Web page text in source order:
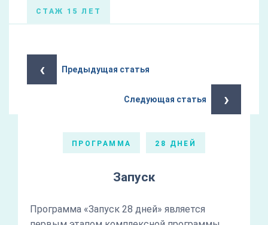
СТАЖ 15 ЛЕТ
‹ Предыдущая статья
Следующая статья ›
ПРОГРАММА 28 ДНЕЙ
Запуск
Программа «Запуск 28 дней» является